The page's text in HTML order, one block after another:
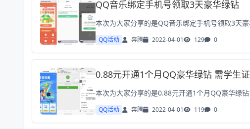
QQ音乐绑定手机号领取3天豪华绿钻
QQ活动 奔腾 2022-04-01 129 0
0.88元开通1个月QQ豪华绿钻 需学生证
QQ活动 奔腾 2022-04-01 119 0